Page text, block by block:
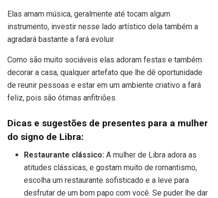
Elas amam música, geralmente até tocam algum
instrumento, investir nesse lado artístico dela também a
agradará bastante a fará evoluir.
Como são muito sociáveis elas adoram festas e também
decorar a casa, qualquer artefato que lhe dê oportunidade
de reunir pessoas e estar em um ambiente criativo a fará
feliz, pois são ótimas anfitriões.
Dicas e sugestões de presentes para a mulher
do signo de Libra:
Restaurante clássico:A mulher de Libra adora as
atitudes clássicas, e gostam muito de romantismo,
escolha um restaurante sofisticado e a leve para
desfrutar de um bom papo com você. Se puder lhe dar